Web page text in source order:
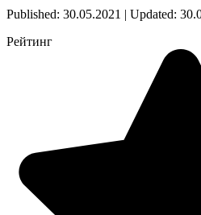
Published: 30.05.2021 | Updated:
Рейтинг